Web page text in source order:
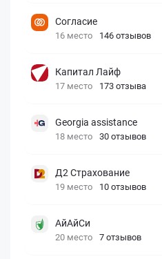
Согласие
16 место 146 отзывов
Капитал Лайф
17 место 173 отзыва
Georgia assistance
18 место 30 отзывов
Д2 Страхование
19 место 10 отзывов
АйАйСи
20 место 7 отзывов